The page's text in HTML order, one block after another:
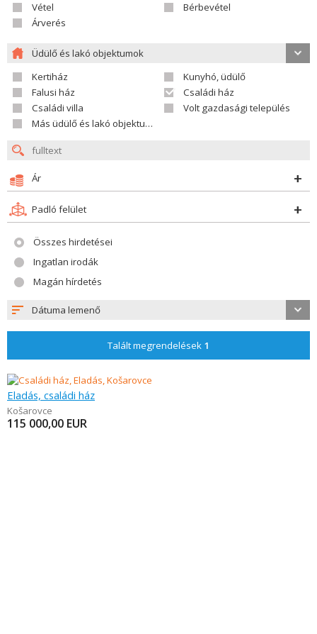
Vétel
Bérbevétel
Árverés
Üdülő és lakó objektumok
Kertiház
Kunyhó, üdülő
Falusi ház
Családi ház
Családi villa
Volt gazdasági település
Más üdülő és lakó objektumok
Ár
Padló felület
Összes hirdetései
Ingatlan irodák
Magán hírdetés
Dátuma lemenő
Talált megrendelések 1
Eladás, családi ház
Košarovce
115 000,00 EUR